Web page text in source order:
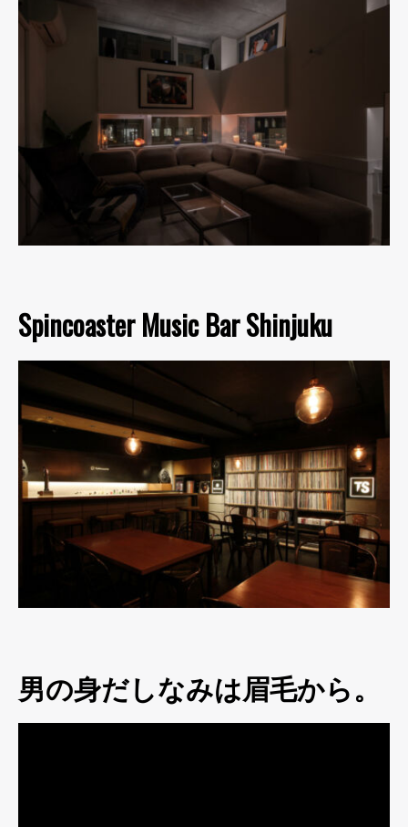
Spincoaster Music Bar Shinjuku
男の身だしなみは眉毛から。